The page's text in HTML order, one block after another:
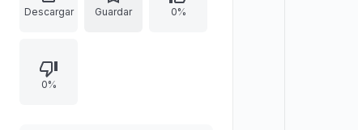
que no se explica por baja
suele coexistir con alteraciones en
la expresión escrita, el cálculo u
Descargar Guardar 0%
0%